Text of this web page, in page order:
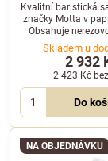
Kvalitní baristická
značky Motta v
Obsahuje
objemu 0,75 l,
a nerezové
Skladem u
2 932
2 423 Kč
Do
NA OBJEDNÁVKU